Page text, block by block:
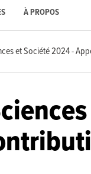
À PROPOS
et Société 2024 -